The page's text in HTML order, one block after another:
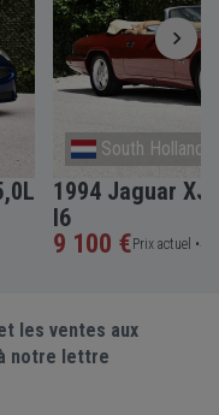
South Holland
1994 Jaguar
I6
9 100 €Prix actuel •4
les ventes aux
notre lettre